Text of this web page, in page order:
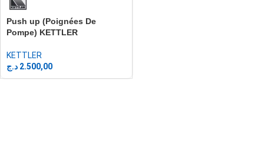
Push up (Poignées De
Pompe) KETTLER
KETTLER
2.500,00 د.ج